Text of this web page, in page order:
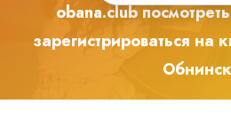
obana.club
зарегистрироваться на
Обнинск